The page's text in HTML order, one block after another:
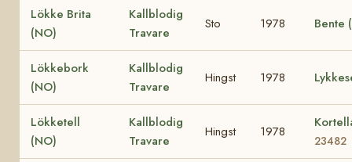
Lökke Brita
(NO)
Kallblodig
Travare
Sto 1978 Bente
Lökkebork
(NO)
Kallblodig
Travare
Hingst 1978
Lökketell
(NO)
Kallblodig
Travare
Hingst 1978
23482